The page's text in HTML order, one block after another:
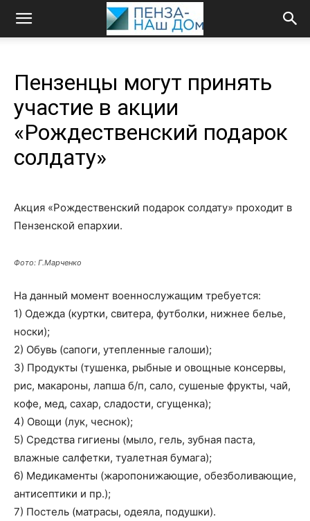
Пензенцы могут принять
участие в акции
«Рождественский подарок
солдату»
Акция «Рождественский подарок солдату» проходит в
Пензенской епархии.
Фото: Г.Марченко
На данный момент военнослужащим требуется:
1) Одежда (куртки, свитера, футболки, нижнее белье,
носки);
2) Обувь (сапоги, утепленные галоши);
3) Продукты (тушенка, рыбные и овощные консервы,
рис, макароны, лапша б/п, сало, сушеные фрукты, чай,
кофе, мед, сахар, сладости, сгущенка);
4) Овощи (лук, чеснок);
5) Средства гигиены (мыло, гель, зубная паста,
влажные салфетки, туалетная бумага);
6) Медикаменты (жаропонижающие, обезболивающие,
антисептики и пр.);
7) Постель (матрасы, одеяла, подушки).